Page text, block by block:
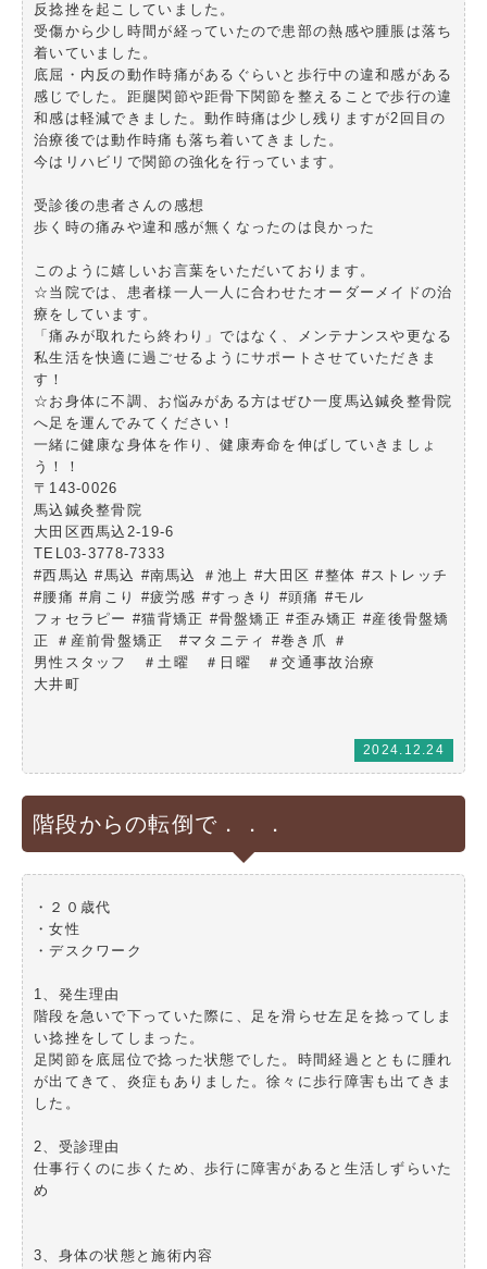
反捻挫を起こしていました。
受傷から少し時間が経っていたので患部の熱感や腫脹は落ち
着いていました。
底屈・内反の動作時痛があるぐらいと歩行中の違和感がある
感じでした。距腿関節や距骨下関節を整えることで歩行の違
和感は軽減できました。動作時痛は少し残りますが2回目の
治療後では動作時痛も落ち着いてきました。
今はリハビリで関節の強化を行っています。
受診後の患者さんの感想
歩く時の痛みや違和感が無くなったのは良かった
このように嬉しいお言葉をいただいております。
☆当院では、患者様一人一人に合わせたオーダーメイドの治
療をしています。
「痛みが取れたら終わり」ではなく、メンテナンスや更なる
私生活を快適に過ごせるようにサポートさせていただきま
す！
☆お身体に不調、お悩みがある方はぜひ一度馬込鍼灸整骨院
へ足を運んでみてください！
一緒に健康な身体を作り、健康寿命を伸ばしていきましょ
う！！
〒143-0026
馬込鍼灸整骨院
大田区西馬込2-19-6
TEL03-3778-7333
#西馬込 #馬込 #南馬込 ＃池上 #大田区 #整体 #ストレッチ
#腰痛 #肩こり #疲労感 #すっきり #頭痛 #モル
フォセラピー #猫背矯正 #骨盤矯正 #歪み矯正 #産後骨盤矯
正 ＃産前骨盤矯正 #マタニティ #巻き爪 ＃
男性スタッフ ＃土曜 ＃日曜 ＃交通事故治療
大井町
2024.12.24
階段からの転倒で．．．
・２０歳代
・女性
・デスクワーク
1、発生理由
階段を急いで下っていた際に、足を滑らせ左足を捻ってしま
い捻挫をしてしまった。
足関節を底屈位で捻った状態でした。時間経過とともに腫れ
が出てきて、炎症もありました。徐々に歩行障害も出てきま
した。
2、受診理由
仕事行くのに歩くため、歩行に障害があると生活しずらいた
め
3、身体の状態と施術内容